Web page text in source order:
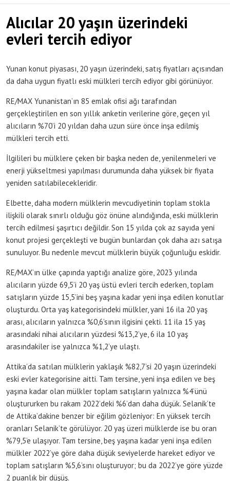
Alıcılar 20 yaşın üzerindeki
evleri tercih ediyor
Yunan konut piyasası, 20 yaşın üzerindeki, satış fiyatları açısından
da daha uygun fiyatlı eski mülkleri tercih ediyor gibi görünüyor.
RE/MAX Yunanistan’ın 85 emlak ofisi ağı tarafından
gerçekleştirilen en son yıllık anketin verilerine göre, geçen yıl
alıcıların %70’i 20 yıldan daha uzun süre önce inşa edilmiş
mülkleri tercih etti.
İlgilileri bu mülklere çeken bir başka neden de, yenilenmeleri ve
enerji yükseltmesi yapılması durumunda daha yüksek bir fiyata
yeniden satılabilecekleridir.
Elbette, daha modern mülklerin mevcudiyetinin toplam stokla
ilişkili olarak sınırlı olduğu göz önüne alındığında, eski mülklerin
tercih edilmesi şaşırtıcı değildir. Son 15 yılda çok az sayıda yeni
konut projesi gerçekleşti ve bugün bunlardan çok daha azı satışa
sunuluyor. Bu nedenle mevcut mülklerin büyük çoğunluğu eskidir.
RE/MAX’ın ülke çapında yaptığı analize göre, 2023 yılında
alıcıların yüzde 69,5’i 20 yaş üstü evleri tercih ederken, toplam
satışların yüzde 15,5’ini beş yaşına kadar yeni inşa edilen konutlar
oluşturdu. Orta yaş kategorisindeki mülkler, yani 16 ila 20 yaş
arası, alıcıların yalnızca %0,6’sının ilgisini çekti. 11 ila 15 yaş
arasındaki nihai alıcıların yüzdesi %13,2’ye, 6 ila 10 yaş
arasındakiler ise yalnızca %1,2’ye ulaştı.
Attika’da satılan mülklerin yaklaşık %82,7’si 20 yaşın üzerindeki
eski evler kategorisine aitti. Tam tersine, yeni inşa edilen ve beş
yaşına kadar olan mülkler toplam satışların yalnızca %4’ünü
oluştururken bu rakam 2022’deki %6’dan daha düşük. Selanik’te
de Attika’dakine benzer bir eğilim gözleniyor: En yüksek tercih
oranları Selanik’te görülüyor. 20 yaş üzeri mülklerde ise bu oran
%79,5’e ulaşıyor. Tam tersine, beş yaşına kadar yeni inşa edilen
mülkler 2022’ye göre daha düşük seviyelerde hareket ediyor ve
toplam satışların %5,6’sını oluşturuyor; bu da 2022’ye göre yüzde
2 puanlık bir düşüş.